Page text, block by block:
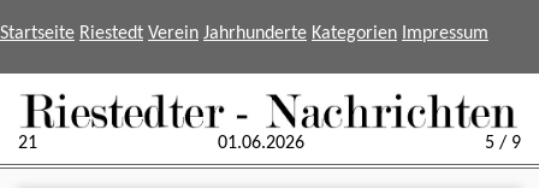
Startseite Riestedt Verein Jahrhunderte Kategorien Impressum
21 01.06.2026 5 / 9